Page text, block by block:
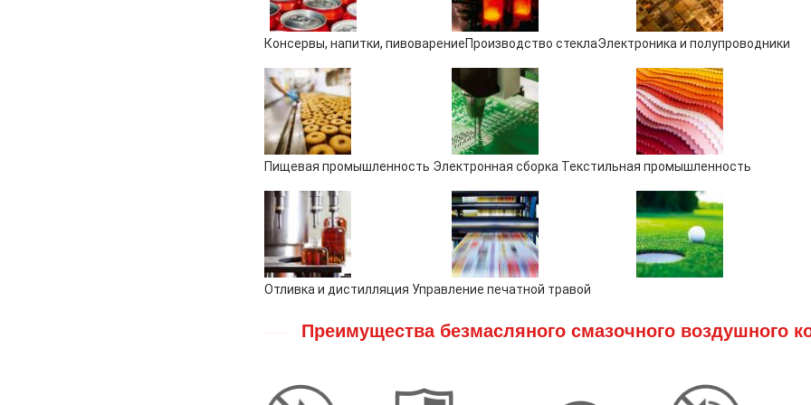
Консервы, напитки, пивоварениеПроизводство стеклаЭлектроника и полупроводники
Пищевая промышленность Электронная сборка Текстильная промышленность
Отливка и дистилляция Управление печатной травой
Преимущества безмасляного смазочного воздушного